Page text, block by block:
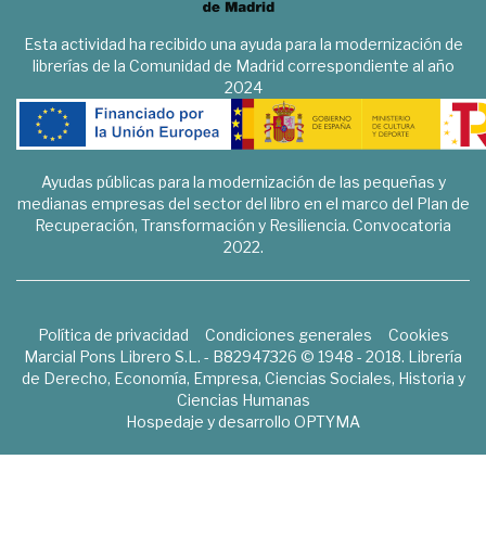
Esta actividad ha recibido una ayuda para la modernización de
librerías de la Comunidad de Madrid correspondiente al año
2024
Ayudas públicas para la modernización de las pequeñas y
medianas empresas del sector del libro en el marco del Plan de
Recuperación, Transformación y Resiliencia. Convocatoria
2022.
Política de privacidad Condiciones generales
Cookies
Marcial Pons Librero S.L. - B82947326 © 1948 - 2018. Librería
de Derecho, Economía, Empresa, Ciencias Sociales, Historia y
Ciencias Humanas
Hospedaje y desarrollo OPTYMA